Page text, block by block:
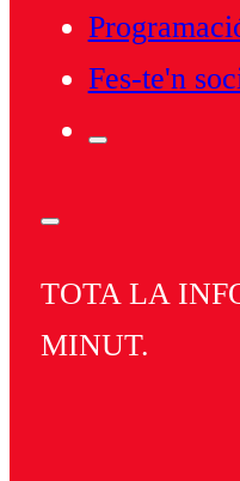
Fes-te'n
TOTA LA
MINUT.